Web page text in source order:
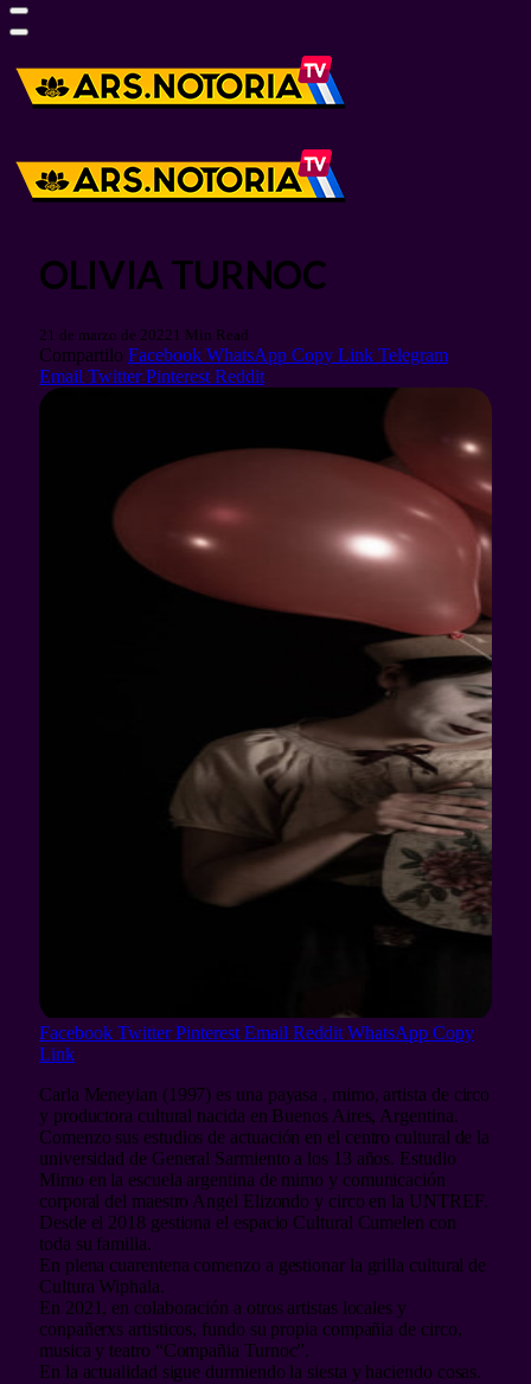
OLIVIA TURNOC
21 de marzo de 2022 1 Min Read
Compartilo Facebook WhatsApp Copy Link Telegram
Email Twitter Pinterest Reddit
Facebook Twitter Pinterest Email Reddit WhatsApp Copy
Link
Carla Meneyian (1997) es una payasa , mimo, artista de circo
y productora cultural nacida en Buenos Aires, Argentina.
Comenzo sus estudios de actuación en el centro cultural de la
universidad de General Sarmiento a los 13 años. Estudio
Mimo en la escuela argentina de mimo y comunicación
corporal del maestro Angel Elizondo y circo en la UNTREF.
Desde el 2018 gestiona el espacio Cultural Cumelen con
toda su familia.
En plena cuarentena comenzo a gestionar la grilla cultural de
Cultura Wiphala.
En 2021, en colaboración a otros artistas locales y
conpañerxs artisticos, fundo su propia compañia de circo,
musica y teatro “Compañia Turnoc”.
En la actualidad sigue durmiendo la siesta y haciendo cosas.